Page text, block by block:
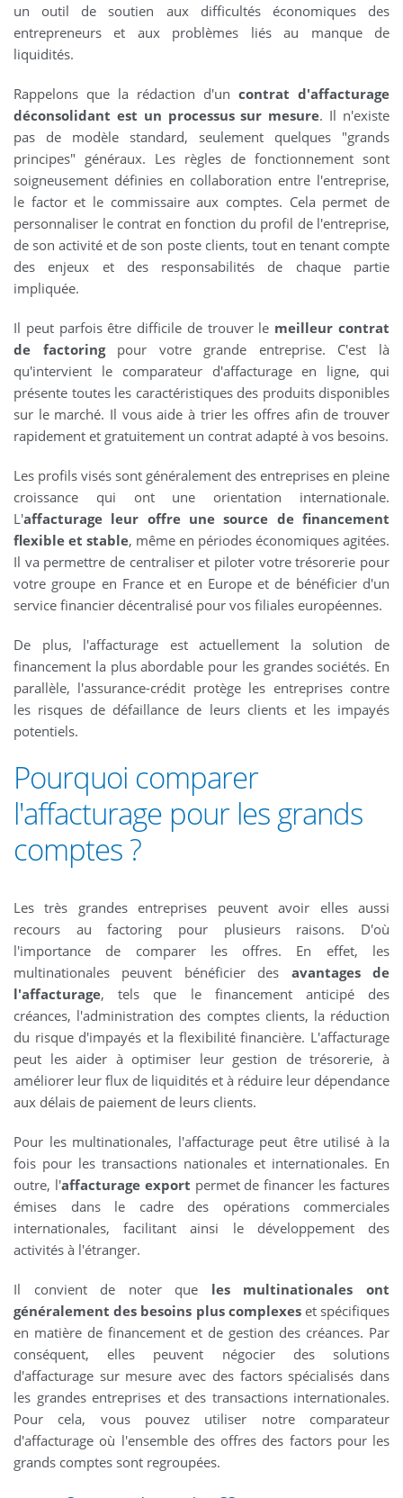
un outil de soutien aux difficultés économiques des
entrepreneurs et aux problèmes liés au manque de
liquidités.
Rappelons que la rédaction d'un contrat d'affacturage
déconsolidant est un processus sur mesure. Il n'existe
pas de modèle standard, seulement quelques "grands
principes" généraux. Les règles de fonctionnement sont
soigneusement définies en collaboration entre l'entreprise,
le factor et le commissaire aux comptes. Cela permet de
personnaliser le contrat en fonction du profil de l'entreprise,
de son activité et de son poste clients, tout en tenant compte
des enjeux et des responsabilités de chaque partie
impliquée.
Il peut parfois être difficile de trouver le meilleur contrat
de factoringpour votre grande entreprise. C'est là
qu'intervient le comparateur d'affacturage en ligne, qui
présente toutes les caractéristiques des produits disponibles
sur le marché. Il vous aide à trier les offres afin de trouver
rapidement et gratuitement un contrat adapté à vos besoins.
Les profils visés sont généralement des entreprises en pleine
croissance qui ont une orientation internationale.
L'affacturage leur offre une source de financement
flexible et stable, même en périodes économiques agitées.
Il va permettre de centraliser et piloter votre trésorerie pour
votre groupe en France et en Europe et de bénéficier d'un
service financier décentralisé pour vos filiales européennes.
De plus, l'affacturage est actuellement la solution de
financement la plus abordable pour les grandes sociétés. En
parallèle, l'assurance-crédit protège les entreprises contre
les risques de défaillance de leurs clients et les impayés
potentiels.
Pourquoi comparer
l'affacturage pour les grands
comptes ?
Les très grandes entreprises peuvent avoir elles aussi
recours au factoring pour plusieurs raisons. D'où
l'importance de comparer les offres. En effet, les
multinationales peuvent bénéficier des avantages de
l'affacturage, tels que le financement anticipé des
créances, l'administration des comptes clients, la réduction
du risque d'impayés et la flexibilité financière. L'affacturage
peut les aider à optimiser leur gestion de trésorerie, à
améliorer leur flux de liquidités et à réduire leur dépendance
aux délais de paiement de leurs clients.
Pour les multinationales, l'affacturage peut être utilisé à la
fois pour les transactions nationales et internationales. En
outre, l'affacturage export permet de financer les factures
émises dans le cadre des opérations commerciales
internationales, facilitant ainsi le développement des
activités à l'étranger.
Il convient de noter que les multinationales ont
généralement des besoins plus complexeset spécifiques
en matière de financement et de gestion des créances. Par
conséquent, elles peuvent négocier des solutions
d'affacturage sur mesure avec des factors spécialisés dans
les grandes entreprises et des transactions internationales.
Pour cela, vous pouvez utiliser notre comparateur
d'affacturage où l'ensemble des offres des factors pour les
grands comptes sont regroupées.